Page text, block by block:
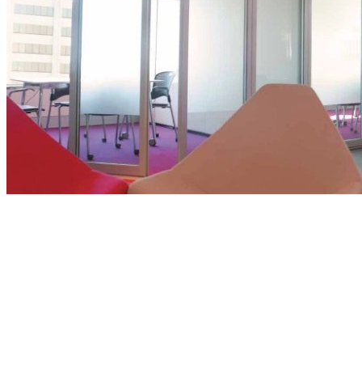
虎门利国机械厂